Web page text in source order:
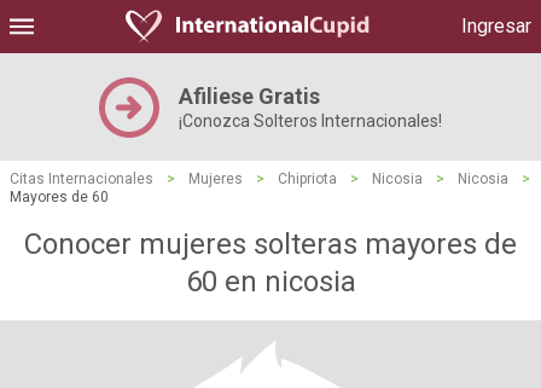
Ingresar
Afiliese Gratis
¡Conozca Solteros Internacionales!
Citas Internacionales > Mujeres > Chipriota > Nicosia > Nicosia
>
Mayores de 60
Conocer mujeres solteras mayores de
60 en nicosia